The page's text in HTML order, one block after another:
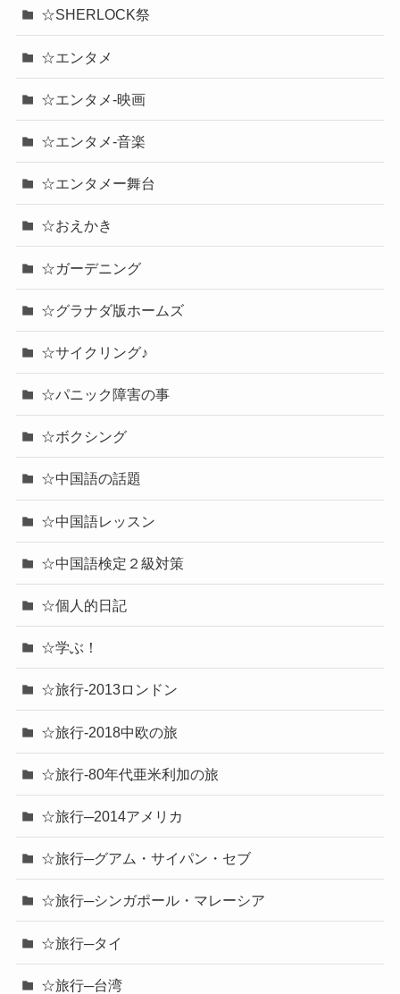
☆SHERLOCK祭
☆エンタメ
☆エンタメ-映画
☆エンタメ-音楽
☆エンタメー舞台
☆おえかき
☆ガーデニング
☆グラナダ版ホームズ
☆サイクリング♪
☆パニック障害の事
☆ボクシング
☆中国語の話題
☆中国語レッスン
☆中国語検定２級対策
☆個人的日記
☆学ぶ！
☆旅行-2013ロンドン
☆旅行-2018中欧の旅
☆旅行-80年代亜米利加の旅
☆旅行─2014アメリカ
☆旅行─グアム・サイパン・セブ
☆旅行─シンガポール・マレーシア
☆旅行─タイ
☆旅行─台湾